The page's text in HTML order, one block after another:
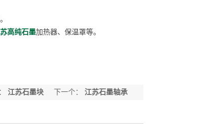
高纯石墨加热器、保温罩等。
江苏石墨块 下一个： 江苏石墨轴承